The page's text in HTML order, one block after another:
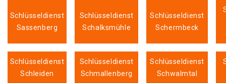
Schlüsseldienst
Sassenberg
Schlüsseldienst
Schalksmühle
Schlüsseldienst
Schermbeck
Schlüsseldienst
Schleiden
Schlüsseldienst
Schmallenberg
Schlüsseldienst
Schwalmtal